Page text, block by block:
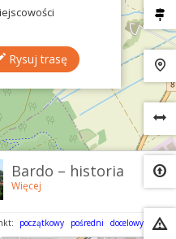
Bardo – historia
Więcej
początkowy pośredni docelowy
Rysuj trasę